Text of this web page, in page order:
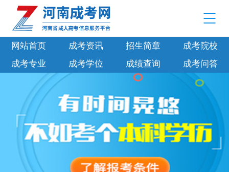
网站首页 成考资讯 招生简章
成考院校
成考专业
成考学位 成绩查询 成考问答